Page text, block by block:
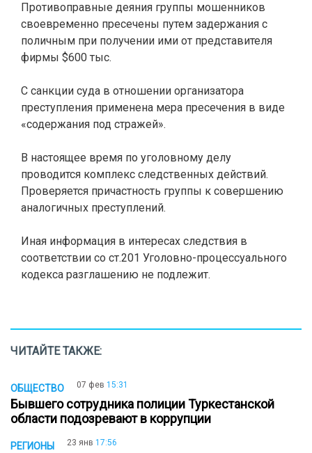
Противоправные деяния группы мошенников
своевременно пресечены путем задержания с
поличным при получении ими от представителя
фирмы $600 тыс.
С санкции суда в отношении организатора
преступления применена мера пресечения в виде
«содержания под стражей».
В настоящее время по уголовному делу
проводится комплекс следственных действий.
Проверяется причастность группы к совершению
аналогичных преступлений.
Иная информация в интересах следствия в
соответствии со ст.201 Уголовно-процессуального
кодекса разглашению не подлежит.
ЧИТАЙТЕ ТАКЖЕ:
ОБЩЕСТВО 07 фев 15:31
Бывшего сотрудника полиции Туркестанской
области подозревают в коррупции
РЕГИОНЫ 23 янв 17:56